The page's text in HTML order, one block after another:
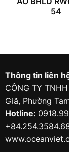
54
Thông tin liên
CÔNG TY
Giã, Phường
Hotline: